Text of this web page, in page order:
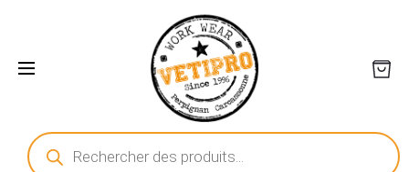
Recherche
de
produits